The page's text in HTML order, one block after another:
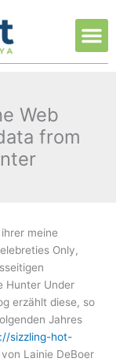
Web
from
meine
Only,
Hunter Under
erzählt diese, so
Jahres
sizzling-hot-
von Lainie DeBoer